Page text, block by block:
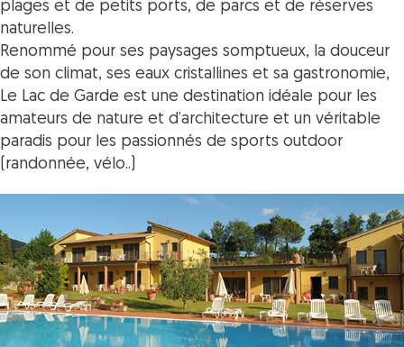
plages et de petits ports, de parcs et de réserves
naturelles.
Renommé pour ses paysages somptueux, la douceur
de son climat, ses eaux cristallines et sa gastronomie,
Le Lac de Garde est une destination idéale pour les
amateurs de nature et d’architecture et un véritable
paradis pour les passionnés de sports outdoor
(randonnée, vélo..)